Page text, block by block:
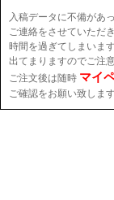
入稿データに不備があ
ご連絡をさせていただ
時間を過ぎてしまいま
出てまりますのでご注
ご注文後は随時 マイ
ご確認をお願い致します